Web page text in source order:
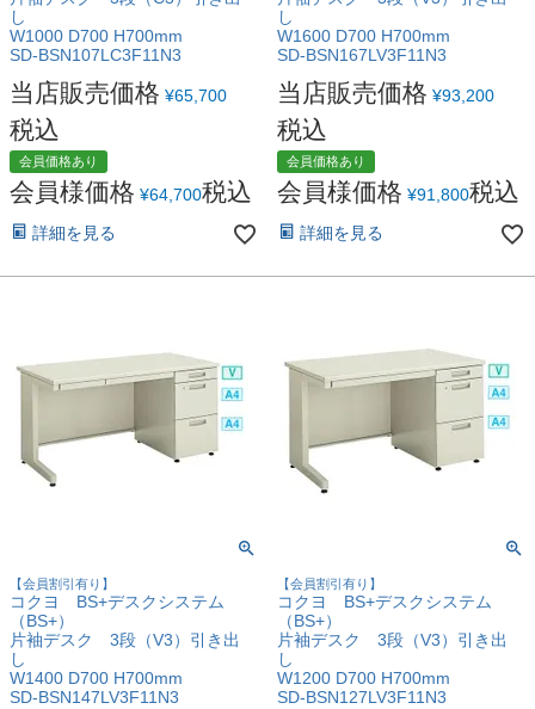
し
W1000 D700 H700mm
SD-BSN107LC3F11N3
当店販売価格 ¥65,700
税込
会員価格あり
会員様価格 ¥64,700税込
詳細を見る
し
W1600 D700 H700mm
SD-BSN167LV3F11N3
当店販売価格 ¥93,200
税込
会員価格あり
会員様価格 ¥91,800税込
詳細を見る
【会員割引有り】
コクヨ BS+デスクシステム
（BS+）
片袖デスク 3段（V3）引き出
し
W1400 D700 H700mm
SD-BSN147LV3F11N3
【会員割引有り】
コクヨ BS+デスクシステム
（BS+）
片袖デスク 3段（V3）引き出
し
W1200 D700 H700mm
SD-BSN127LV3F11N3